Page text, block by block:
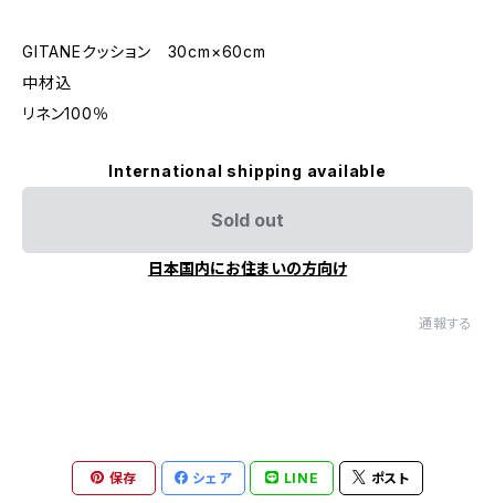
GITANEクッション 30cm×60cm
中材込
リネン100％
International shipping available
Sold out
日本国内にお住まいの方向け
通報する
保存 シェア LINE ポスト